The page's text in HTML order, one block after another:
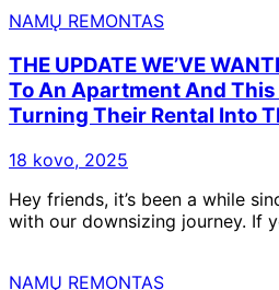
NAMŲ REMONTAS
THE UPDATE WE’VE
To An Apartment And This
Turning Their Rental Into
18 kovo, 2025
Hey friends, it’s been a while
with our downsizing journey. If
NAMŲ REMONTAS